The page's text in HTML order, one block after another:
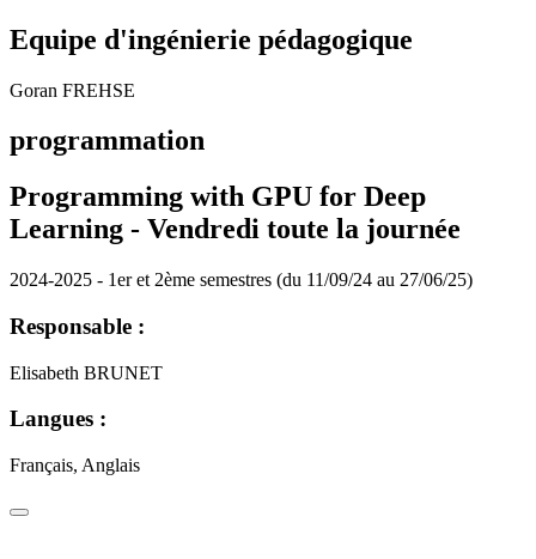
Equipe d'ingénierie pédagogique
Goran FREHSE
programmation
Programming with GPU for Deep
Learning - Vendredi toute la journée
2024-2025 - 1er et 2ème semestres (du 11/09/24 au 27/06/25)
Responsable :
Elisabeth BRUNET
Langues :
Français, Anglais